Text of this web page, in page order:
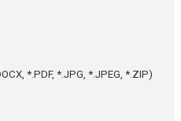
*.PDF, *.JPG, *.JPEG, *.ZIP)